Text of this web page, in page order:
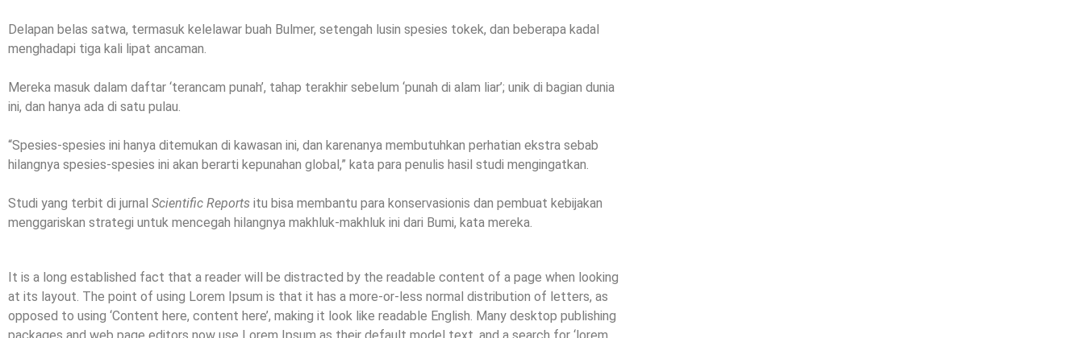
Delapan belas satwa, termasuk kelelawar buah Bulmer, setengah lusin spesies tokek, dan beberapa kadal
menghadapi tiga kali lipat ancaman.
Mereka masuk dalam daftar ‘terancam punah’, tahap terakhir sebelum ‘punah di alam liar’; unik di bagian dunia
ini, dan hanya ada di satu pulau.
“Spesies-spesies ini hanya ditemukan di kawasan ini, dan karenanya membutuhkan perhatian ekstra sebab
hilangnya spesies-spesies ini akan berarti kepunahan global,” kata para penulis hasil studi mengingatkan.
Studi yang terbit di jurnal Scientific Reports itu bisa membantu para konservasionis dan pembuat kebijakan
menggariskan strategi untuk mencegah hilangnya makhluk-makhluk ini dari Bumi, kata mereka.
It is a long established fact that a reader will be distracted by the readable content of a page when looking
at its layout. The point of using Lorem Ipsum is that it has a more-or-less normal distribution of letters, as
opposed to using ‘Content here, content here’, making it look like readable English. Many desktop publishing